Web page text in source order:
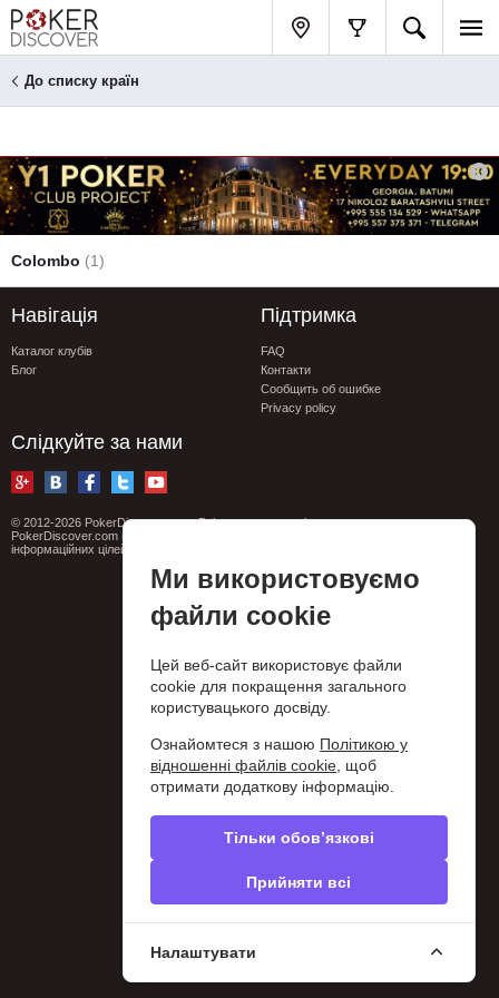
До списку країн
Colombo (1)
Навігація
Каталог клубів
Блог
Підтримка
FAQ
Контакти
Сообщить об ошибке
Privacy policy
Слідкуйте за нами
© 2012-2026 PokerDiscover.com. Всі права захищені.
PokerDiscover.com не є організатором ігор. Сайт призначений виключно для
інформаційних цілей. 18+
Ми використовуємо
файли cookie
Цей веб-сайт використовує файли
cookie для покращення загального
користувацького досвіду.
Ознайомтеся з нашою Політикою у
відношенні файлів cookie, щоб
отримати додаткову інформацію.
Тільки обов’язкові
Прийняти всі
Налаштувати